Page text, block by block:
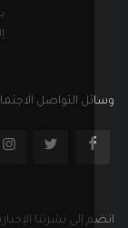
التواصل الاجتماعي
إلى نشرتنا الإخبارية